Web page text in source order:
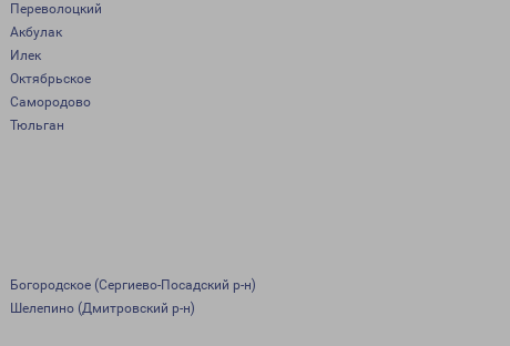
Переволоцкий
Акбулак
Илек
Октябрьское
Самородово
Тюльган
Богородское (Сергиево-Посадский р-н)
Шелепино (Дмитровский р-н)